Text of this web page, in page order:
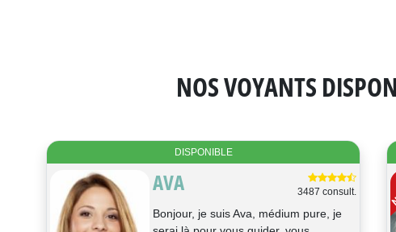
NOS VOYANTS
DISPONIBLE
BELEN 22471 consult.
bonjour, je suis Bélen...voyante, barreur